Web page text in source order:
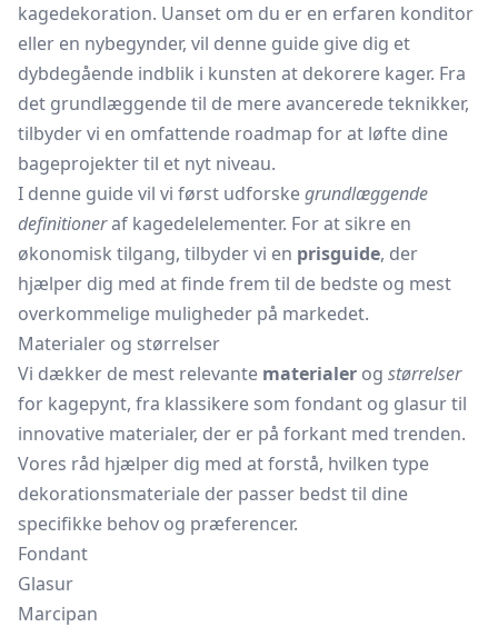
kagedekoration. Uanset om du er en erfaren konditor
eller en nybegynder, vil denne guide give dig et
dybdegående indblik i kunsten at dekorere kager. Fra
det grundlæggende til de mere avancerede teknikker,
tilbyder vi en omfattende roadmap for at løfte dine
bageprojekter til et nyt niveau.
I denne guide vil vi først udforskegrundlæggende
definitioneraf kagedelelementer. For at sikre en
økonomisk tilgang, tilbyder vi en prisguide, der
hjælper dig med at finde frem til de bedste og mest
overkommelige muligheder på markedet.
Materialer og størrelser
Vi dækker de mest relevante materialer og størrelser
for kagepynt, fra klassikere som fondant og glasur til
innovative materialer, der er på forkant med trenden.
Vores råd hjælper dig med at forstå, hvilken type
dekorationsmateriale der passer bedst til dine
specifikke behov og præferencer.
Fondant
Glasur
Marcipan